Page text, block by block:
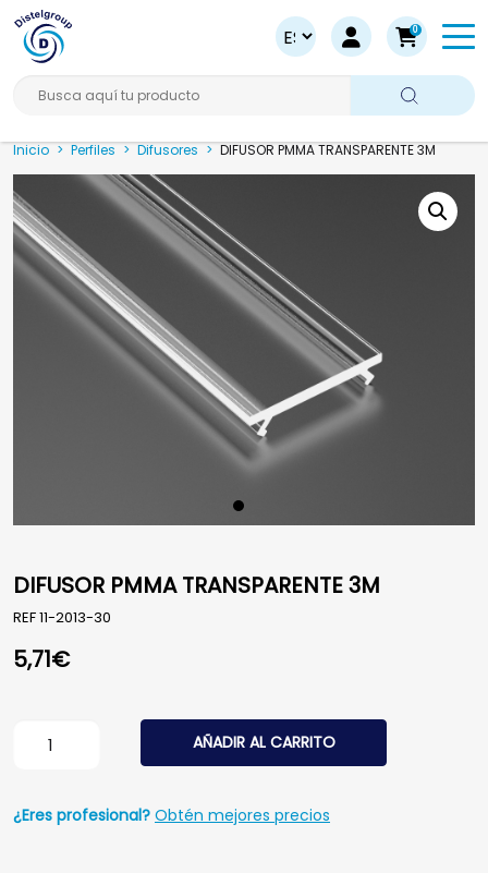
0
Busca aquí tu producto
Inicio > Perfiles > Difusores > DIFUSOR PMMA TRANSPARENTE 3M
DIFUSOR PMMA TRANSPARENTE 3M
REF11-2013-30
5,71€
DIFUSOR PMMA TRANSPARENTE 3M cantidad
AÑADIR AL CARRITO
¿Eres profesional? Obtén mejores precios